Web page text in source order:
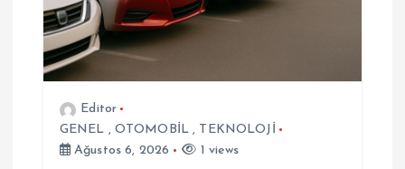
n
m
Editor
GENEL , OTOMOBİL , TEKNOLOJİ
Ağustos 6, 2026
1 views